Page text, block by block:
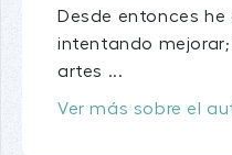
Desde entonces
intentando
artes ...
Ver más sobre el